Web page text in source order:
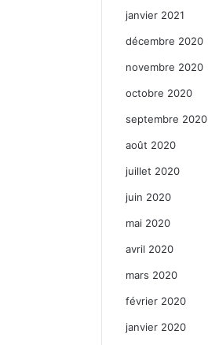
janvier 2021
décembre 2020
novembre 2020
octobre 2020
septembre 2020
août 2020
juillet 2020
juin 2020
mai 2020
avril 2020
mars 2020
février 2020
janvier 2020